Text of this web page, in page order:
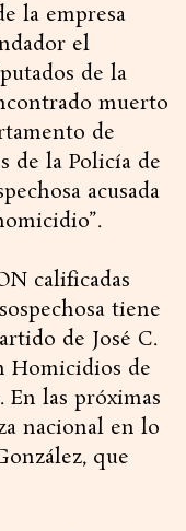
la empresa
el
de la
muerto
de
de la Policía de
acusada
calificadas
tiene
de José C.
Homicidios de
En las próximas
nacional en lo
que